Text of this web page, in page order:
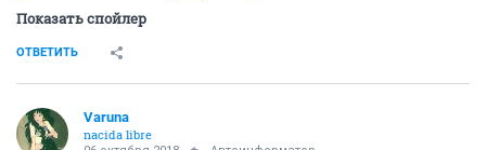
Показать спойлер
ОТВЕТИТЬ
Varuna
nacida libre